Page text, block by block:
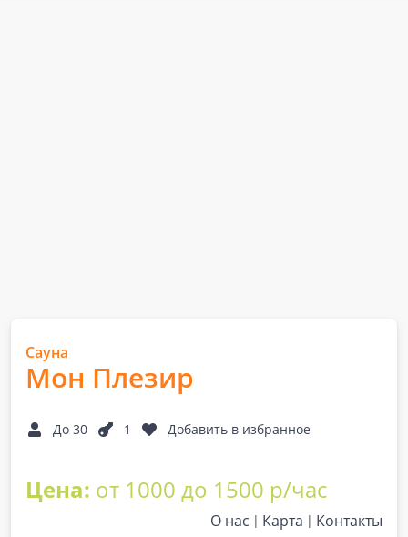
Сауна
Мон Плезир
До 30 1 Добавить в избранное
Цена: от 1000 до 1500 р/час
О нас Карта Контакты